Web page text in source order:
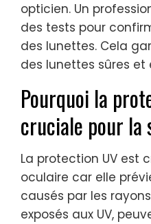
opticien. Un
des tests pour
des lunettes. Cela
des lunettes sûres et
Pourquoi la
cruciale pour la
La protection UV est
oculaire car elle
causés par les
exposés aux UV,